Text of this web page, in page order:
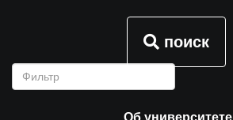
поиск
Об университете